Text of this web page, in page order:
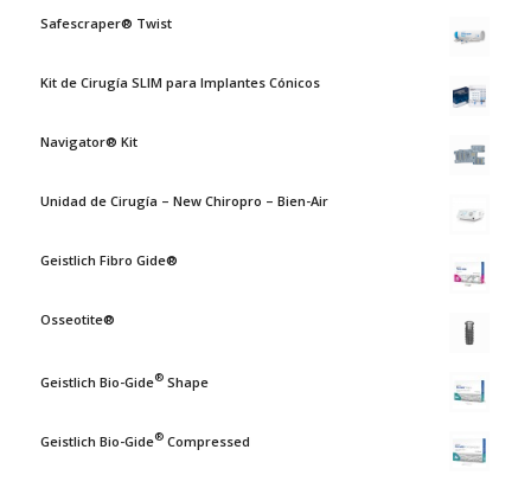
Safescraper® Twist
Kit de Cirugía SLIM para Implantes Cónicos
Navigator® Kit
Unidad de Cirugía – New Chiropro – Bien-Air
Geistlich Fibro Gide®
Osseotite®
Geistlich Bio-Gide®Shape
Geistlich Bio-Gide®Compressed